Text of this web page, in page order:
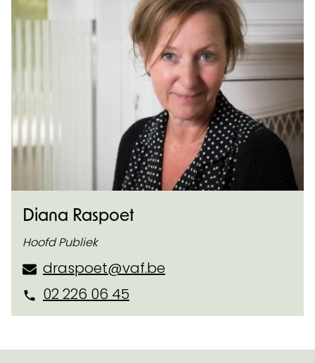
Diana Raspoet
Hoofd Publiek
draspoet@vaf.be
02 226 06 45